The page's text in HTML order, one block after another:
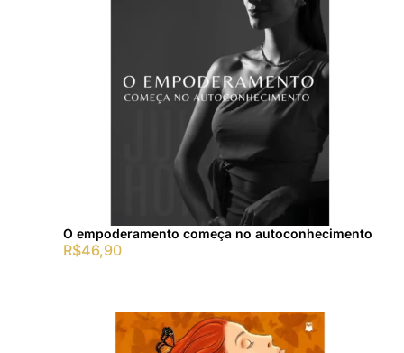
O empoderamento começa no autoconhecimento
R$46,90